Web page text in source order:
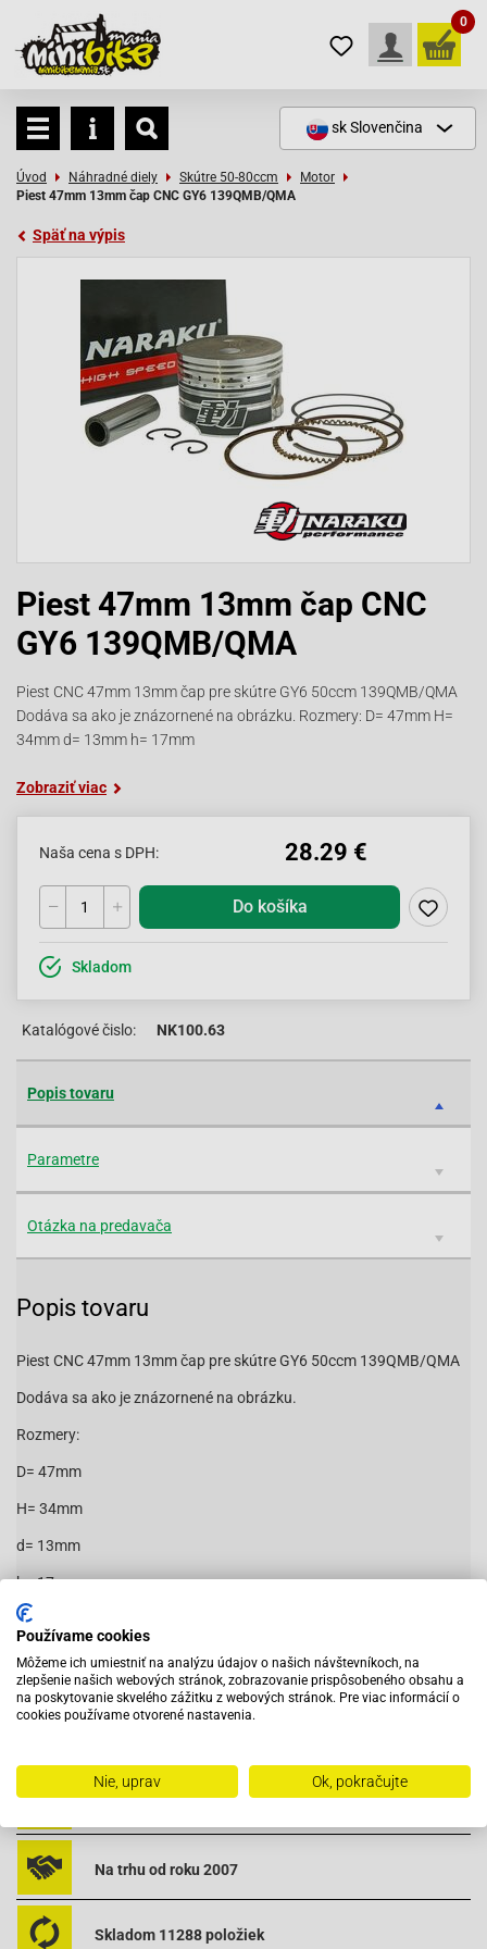
0
skSlovenčina
Úvod Náhradné diely Skútre 50-80ccm
Motor
Piest 47mm 13mm čap CNC GY6 139QMB/QMA
Späť na výpis
Piest 47mm 13mm čap CNC
GY6 139QMB/QMA
Piest CNC 47mm 13mm čap pre skútre GY6 50ccm 139QMB/QMA
Dodáva sa ako je znázornené na obrázku. Rozmery: D= 47mm H=
34mm d= 13mm h= 17mm
Zobraziť viac
Naša cena s DPH: 28.29 €
Do košíka
Skladom
Katalógové čislo: NK100.63
Popis tovaru
Parametre
Otázka na predavača
Popis tovaru
Piest CNC 47mm 13mm čap pre skútre GY6 50ccm 139QMB/QMA
Dodáva sa ako je znázornené na obrázku.
Rozmery:
D= 47mm
H= 34mm
d= 13mm
h= 17mm
Vhodné na:
Baotian-BT49QT-11 Retro
Baotian-BT49QT-12A1 Rebel
Baotian-BT49QT-12E Rocky
Baotian-BT49QT-12F Tanco
Baotian-BT49QT-12G
Baotian-BT49QT-12P1 Tiger
Baotian-BT49QT-2A Big Panther
Baotian-BT49QT-2C Falcon
Čítať viac
Na trhu od roku 2007
Skladom 11288 položiek
Používame cookies
Môžeme ich umiestniť na analýzu údajov o našich návštevníkoch, na
zlepšenie našich webových stránok, zobrazovanie prispôsobeného obsahu a
na poskytovanie skvelého zážitku z webových stránok. Pre viac informácií o
cookies používame otvorené nastavenia.
Nie, uprav Ok, pokračujte